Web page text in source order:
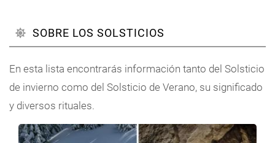
SOBRE LOS SOLSTICIOS
En esta lista encontrarás información tanto del Solsticio
de invierno como del Solsticio de Verano, su significado
y diversos rituales.